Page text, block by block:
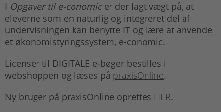
I Opgaver til e-conomicer der lagt vægt på, at
eleverne som en naturlig og integreret del af
undervisningen kan benytte IT og lære at anvende
et økonomistyringssystem, e-conomic.
Licenser til DIGITALE e-bøger bestilles i
webshoppen og læses på praxisOnline.
Ny bruger på praxisOnline oprettes HER.